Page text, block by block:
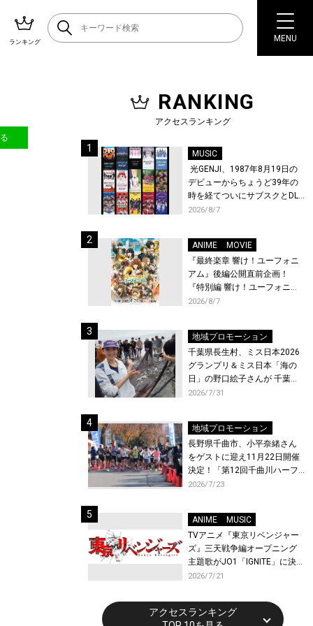
ランキング MENU
RANKING
アクセスランキング
MUSIC
光GENJI、1987年8月19日の
デビューからちょうど39年の
時を経てついにサブスクとDL
配信が解禁！
2026/8/7
ANIME
MOVIE
『最終楽章 響け！ユーフォニ
アム』後編公開直前企画！
『特別編 響け！ユーフォニア
ム〜アンサンブルコンテス
映が決定！
2026/8/7
地域プロモーション
千葉県長生村、ミス日本2026
グランプリ＆ミス日本「海の
日」の野口絵子さんが 千葉県
唯一の村・長生村で地引網を
2026/7/31
地域プロモーション
長野県千曲市、小平奈緒さん
をゲストに迎え11月22日開催
決定！「第12回千曲川ハーフ
マラソン」エントリー受付開
2026/7/23
ANIME
MUSIC
TVアニメ『東京リベンジャー
ズ』三天戦争編オープニング
主題歌がJO1「IGNITE」に決
定！メンバー全員から喜びと
トが到着！9月に東京・大阪で
先行上映会を開催！
2026/7/21
アクセスランキング